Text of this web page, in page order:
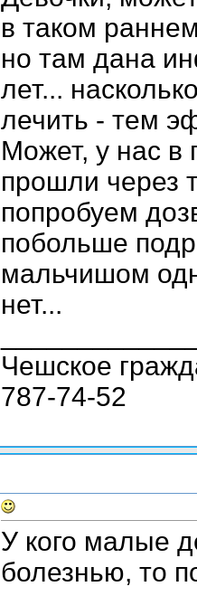
в таком
но там дана
лет...
лечить - тем
Может, у нас в
прошли через
попробуем
побольше
мальчишом
нет...
Чешское
787-74-52
У кого малые
болезнью, то